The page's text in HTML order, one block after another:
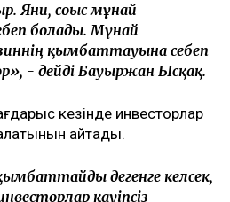
Яғни, соғыс мұнай
болады. Мұнай
қымбаттауына себеп
- дейді Бауыржан Ысқақ.
кезінде инвесторлар
айтады.
дегенге келсек,
қауіпсіз